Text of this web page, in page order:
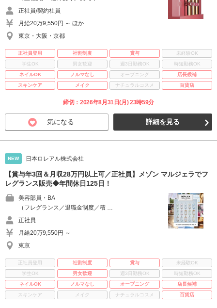
正社員/契約社員
月給20万9,550円 ～ ほか
東京・大阪・京都
正社員登用 社割制度 賞与
未経験OK
学生OK
男女歓迎 週3日勤務OK
時短勤務OK
ネイルOK
ノルマなし オープニング
店長候補
スキンケア
メイク ナチュラルコスメ 百貨店
締切：2026年8月31日(月) 23時59分
気になる 詳細を見る
NEW 日本ロレアル株式会社
【賞与年3回＆月収28万円以上可／正社員】メゾン マルジェラでフ
レグランス販売◆年間休日125日！
美容部員・BA
（フレグランス／退職金制度／積 …
正社員
月給20万9,550円 ～
東京
正社員登用 社割制度 賞与
未経験OK
学生OK
男女歓迎 週3日勤務OK
時短勤務OK
ネイルOK
ノルマなし オープニング
店長候補
スキンケア
メイク ナチュラルコスメ 百貨店